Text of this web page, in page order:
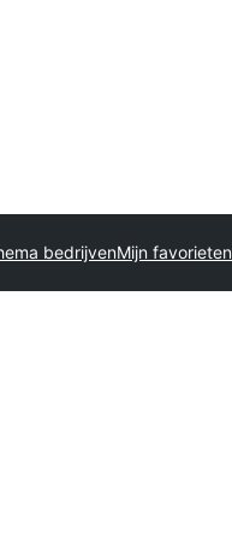
bedrijvenMijn favorieten